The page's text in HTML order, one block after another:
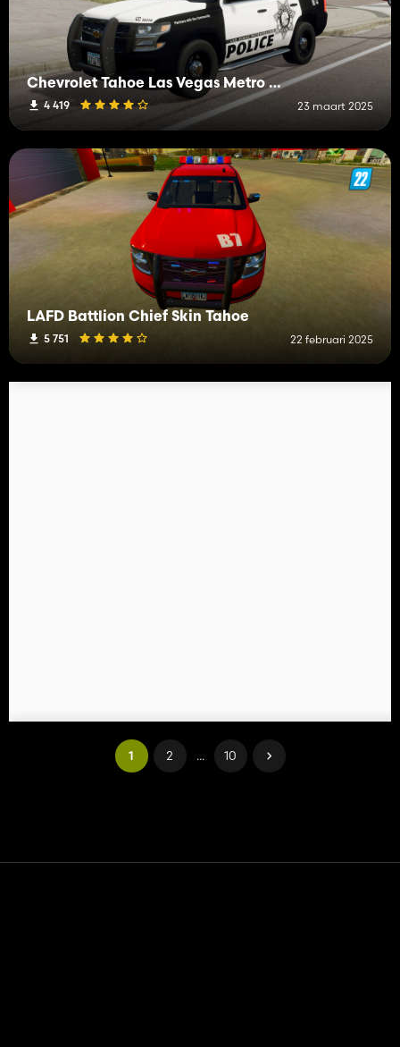
Chevrolet Tahoe Las Vegas Metro PD Livery
4 419 23 maart 2025
LAFD Battlion Chief Skin Tahoe
5 751 22 februari 2025
1 2 ... 10